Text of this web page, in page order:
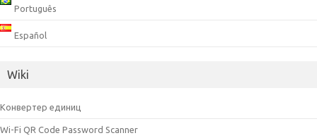
Português
Español
Wiki
Конвертер единиц
Wi-Fi QR Code Password Scanner